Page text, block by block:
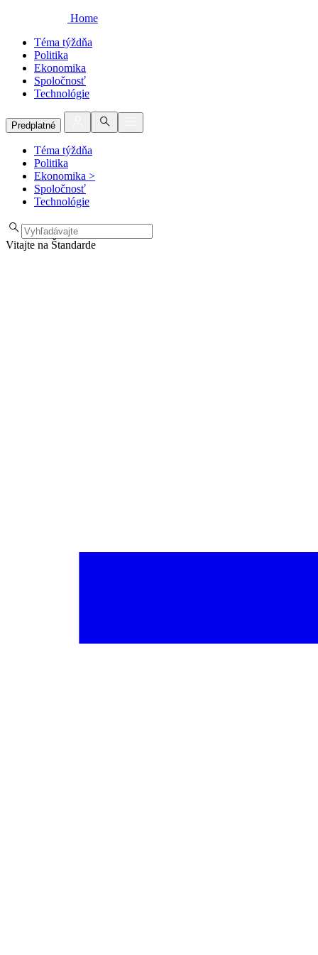
Home
Téma týždňa
Politika
Ekonomika
Spoločnosť
Technológie
Predplatné
Téma týždňa
Politika
Ekonomika >
Spoločnosť
Technológie
Vitajte na Štandarde